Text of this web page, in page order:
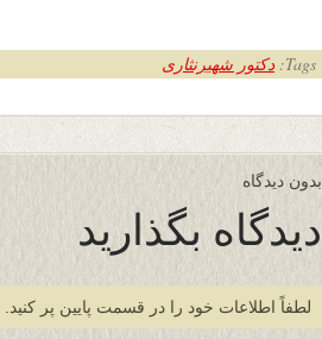
Tags: دکتور شهیرنثاری
بدون دیدگاه
دیدگاه بگذارید
لطفاً اطلاعات خود را در قسمت پایین پر کنید.